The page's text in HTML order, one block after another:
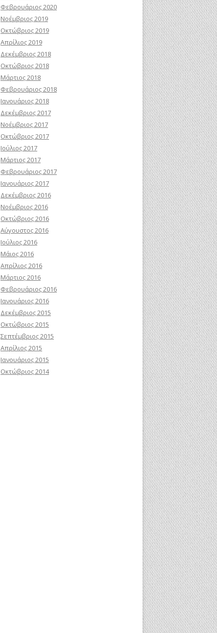
Φεβρουάριος 2020
Νοέμβριος 2019
Οκτώβριος 2019
Απρίλιος 2019
Δεκέμβριος 2018
Οκτώβριος 2018
Μάρτιος 2018
Φεβρουάριος 2018
Ιανουάριος 2018
Δεκέμβριος 2017
Νοέμβριος 2017
Οκτώβριος 2017
Ιούλιος 2017
Μάρτιος 2017
Φεβρουάριος 2017
Ιανουάριος 2017
Δεκέμβριος 2016
Νοέμβριος 2016
Οκτώβριος 2016
Αύγουστος 2016
Ιούλιος 2016
Μάιος 2016
Απρίλιος 2016
Μάρτιος 2016
Φεβρουάριος 2016
Ιανουάριος 2016
Δεκέμβριος 2015
Οκτώβριος 2015
Σεπτέμβριος 2015
Απρίλιος 2015
Ιανουάριος 2015
Οκτώβριος 2014